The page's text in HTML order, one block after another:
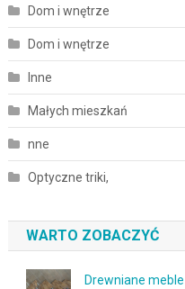
Dom i wnętrze
Dom i wnętrze
Inne
Małych mieszkań
nne
Optyczne triki,
WARTO ZOBACZYĆ
Drewniane